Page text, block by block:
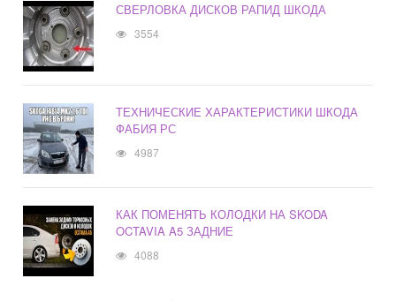
СВЕРЛОВКА ДИСКОВ РАПИД ШКОДА
3554
ТЕХНИЧЕСКИЕ ХАРАКТЕРИСТИКИ ШКОДА
ФАБИЯ РС
4987
КАК ПОМЕНЯТЬ КОЛОДКИ НА SKODA
OCTAVIA A5 ЗАДНИЕ
4088